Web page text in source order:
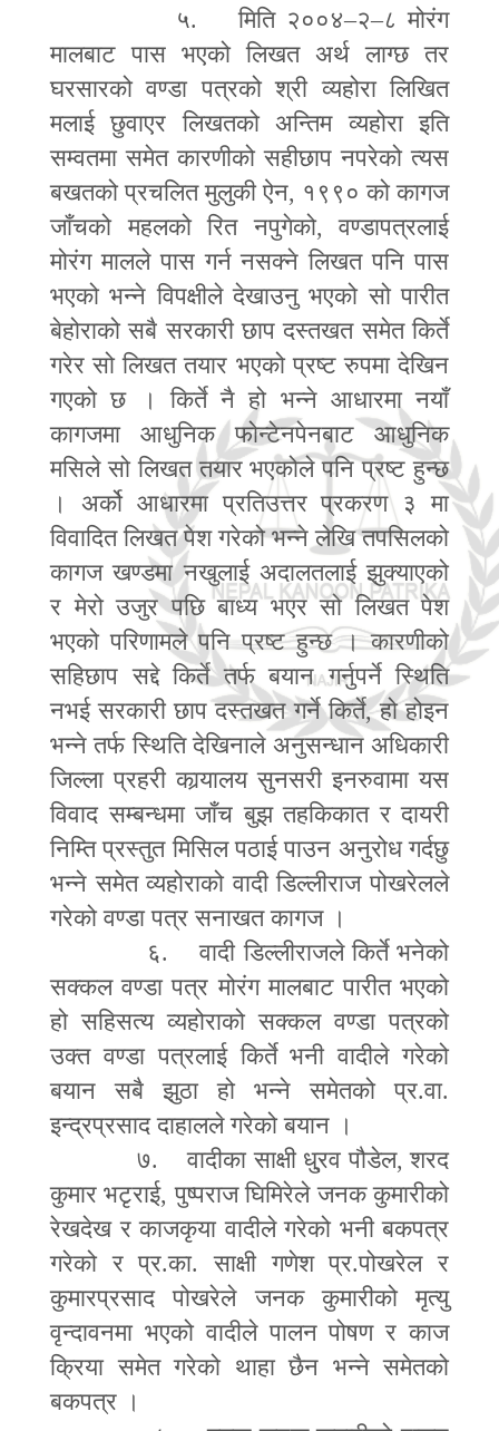
५. मिति २००४–२–८ मोरंग
मालबाट पास भएको लिखत अर्थ लाग्छ तर
घरसारको वण्डा पत्रको श्री व्यहोरा लिखित
मलाई छुवाएर लिखतको अन्तिम व्यहोरा इति
सम्वतमा समेत कारणीको सहीछाप नपरेको त्यस
बखतको प्रचलित मुलुकी ऐन, १९९० को कागज
जाँचको महलको रित नपुगेको,वण्डापत्रलाई
मोरंग मालले पास गर्न नसक्ने लिखत पनि पास
भएको भन्ने विपक्षीले देखाउनु भएको सो पारीत
बेहोराको सबै सरकारी छाप दस्तखत समेत किर्ते
गरेर सो लिखत तयार भएको प्रष्ट रुपमा देखिन
गएको छ । किर्ते नै हो भन्ने आधारमा नयाँ
कागजमा आधुनिक फोन्टेनपेनबाट आधुनिक
मसिले सो लिखत तयार भएकोले पनि प्रष्ट हुन्छ
। अर्को आधारमा प्रतिउत्तर प्रकरण ३ मा
विवादित लिखत पेश गरेको भन्ने लेखि तपसिलको
कागज खण्डमा नखुलाई अदालतलाई झुक्याएको
र मेरो उजुर पछि बाध्य भएर सो लिखत पेश
भएको परिणामले पनि प्रष्ट हुन्छ । कारणीको
सहिछाप सद्दे किर्ते तर्फ बयान गर्नुपर्ने स्थिति
नभई सरकारी छाप दस्तखत गर्ने किर्ते,हो होइन
भन्ने तर्फ स्थिति देखिनाले अनुसन्धान अधिकारी
जिल्ला प्रहरी कार्‍यालय सुनसरी इनरुवामा यस
विवाद सम्बन्धमा जाँच बुझ तहकिकात र दायरी
निम्ति प्रस्तुत मिसिल पठाई पाउन अनुरोध गर्दछु
भन्ने समेत व्यहोराको वादी डिल्लीराज पोखरेलले
गरेको वण्डा पत्र सनाखत कागज ।
६. वादी डिल्लीराजले किर्ते भनेको
सक्कल वण्डा पत्र मोरंग मालबाट पारीत भएको
हो सहिसत्य व्यहोराको सक्कल वण्डा पत्रको
उक्त वण्डा पत्रलाई किर्ते भनी वादीले गरेको
बयान सबै झुठा हो भन्ने समेतको प्र.वा.
इन्द्रप्रसाद दाहालले गरेको बयान ।
७. वादीका साक्षी धु्रव पौडेल,शरद
कुमार भटृराई,पुष्पराज घिमिरेले जनक कुमारीको
रेखदेख र काजकृया वादीले गरेको भनी बकपत्र
गरेको र प्र.का. साक्षी गणेश प्र.पोखरेल र
कुमारप्रसाद पोखरेले जनक कुमारीको मृत्यु
वृन्दावनमा भएको वादीले पालन पोषण र काज
क्रिया समेत गरेको थाहा छैन भन्ने समेतको
बकपत्र ।